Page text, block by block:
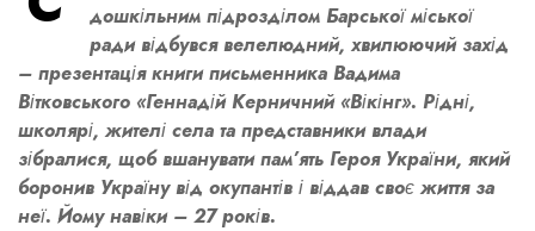
дошкільним підрозділом Барської міської
ради відбувся велелюдний, хвилюючий захід
– презентація книги письменника Вадима
Вітковського «Геннадій Керничний «Вікінг». Рідні,
школярі, жителі села та представники влади
зібралися, щоб вшанувати пам’ять Героя України, який
боронив Україну від окупантів і віддав своє життя за
неї. Йому навіки – 27 років.